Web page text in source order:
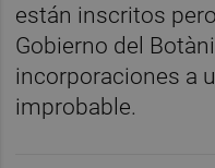
están inscritos
Gobierno del
incorporaciones a
improbable.